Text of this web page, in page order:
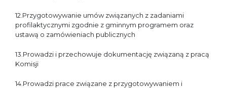
12.Przygotowywanie umów związanych z zadaniami
profilaktycznymi zgodnie z gminnym programem oraz
ustawą o zamówieniach publicznych
13.Prowadzi i przechowuje dokumentację związaną z pracą
Komisji
14.Prowadzi prace związane z przygotowywaniem i